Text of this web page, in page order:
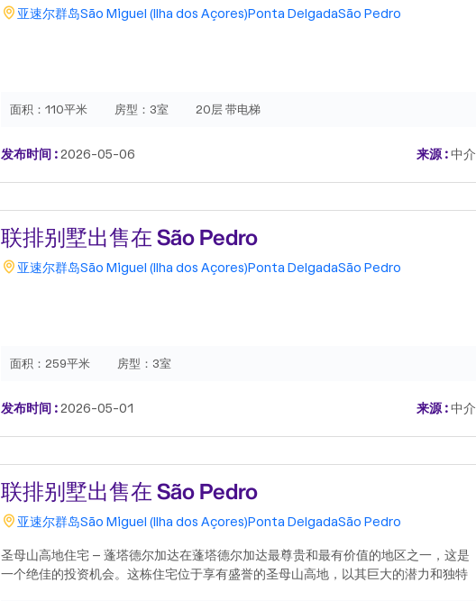
亚速尔群岛São Miguel (Ilha dos Açores)Ponta DelgadaSão Pedro
面积：110平米 房型： 3室 20层 带电梯
发布时间 :2026-05-06 来源 :中介
联排别墅出售在 São Pedro
亚速尔群岛São Miguel (Ilha dos Açores)Ponta DelgadaSão Pedro
面积：259平米 房型： 3室
发布时间 :2026-05-01 来源 :中介
联排别墅出售在 São Pedro
亚速尔群岛São Miguel (Ilha dos Açores)Ponta DelgadaSão Pedro
圣母山高地住宅 – 蓬塔德尔加达在蓬塔德尔加达最尊贵和最有价值的地区之一，这是
一个绝佳的投资机会。这栋住宅位于享有盛誉的圣母山高地，以其巨大的潜力和独特